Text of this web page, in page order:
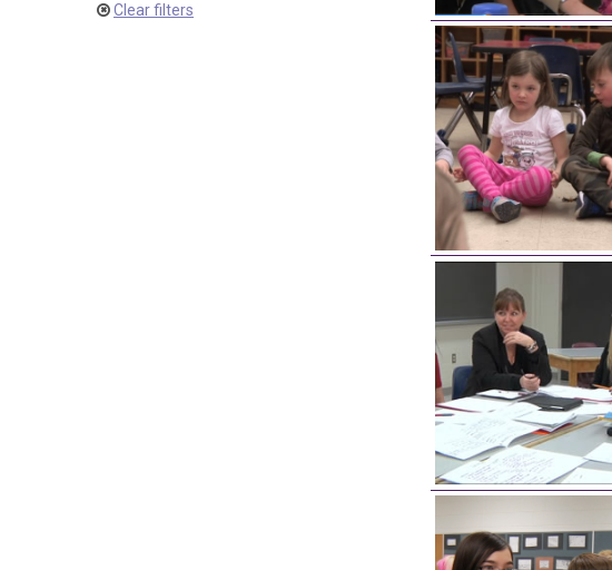
Clear filters